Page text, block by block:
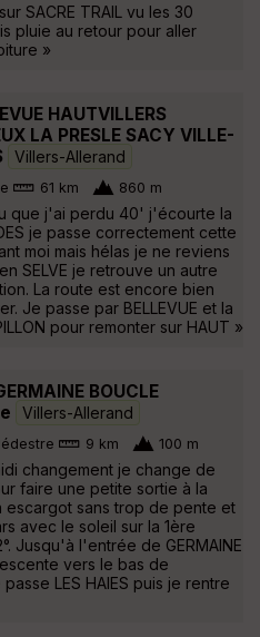
SACRE TRAIL vu les 30
pluie au retour pour aller
»
HAUTVILLERS
LA PRESLE SACY VILLE-
Villers-Allerand
61 km 860 m
que j'ai perdu 40' j'écourte la
je passe correctement cette
moi mais hélas je ne reviens
SELVE je retrouve un autre
La route est encore bien
Je passe par BELLEVUE et la
pour remonter sur HAUT »
BOUCLE
Villers-Allerand
9 km 100 m
changement je change de
faire une petite sortie à la
escargot sans trop de pente et
avec le soleil sur la 1ère
Jusqu'à l'entrée de GERMAINE
vers le bas de
LES HAIES puis je rentre